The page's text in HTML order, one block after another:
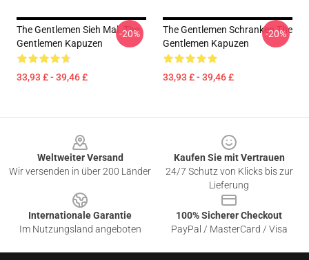
The Gentlemen Sieh Mal. The
Gentlemen Kapuzen
33,93 £ - 39,46 £
-20%
The Gentlemen Schranken The
Gentlemen Kapuzen
33,93 £ - 39,46 £
-20%
Weltweiter Versand
Wir versenden in über 200 Länder
Kaufen Sie mit Vertrauen
24/7 Schutz von Klicks bis zur
Lieferung
Internationale Garantie
Im Nutzungsland angeboten
100% Sicherer Checkout
PayPal / MasterCard / Visa